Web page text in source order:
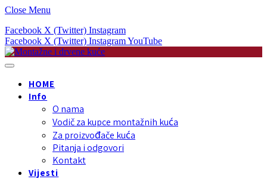
Close Menu
Facebook X (Twitter) Instagram
Facebook X (Twitter) InstagramYouTube
HOME
Info
O nama
Vodič za kupce montažnih kuća
Za proizvođače kuća
Pitanja i odgovori
Kontakt
Vijesti